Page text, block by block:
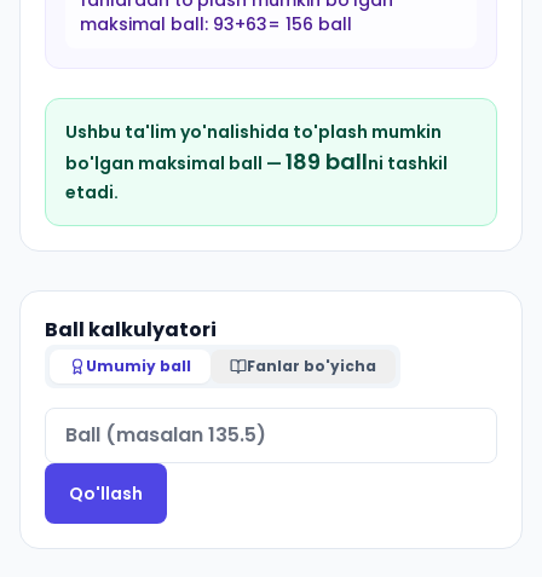
maksimal ball: 93+63= 156 ball
Ushbu ta'lim yo'nalishida to'plash mumkin
bo'lgan maksimal ball — 189 ballni tashkil
etadi.
Ball kalkulyatori
Umumiy ball Fanlar bo'yicha
Qo'llash